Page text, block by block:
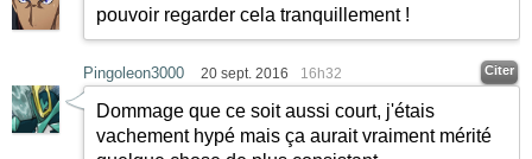
pouvoir regarder cela tranquillement !
Pingoleon3000 20 sept. 2016 16h32 Citer
Dommage que ce soit aussi court, j'étais
vachement hypé mais ça aurait vraiment mérité